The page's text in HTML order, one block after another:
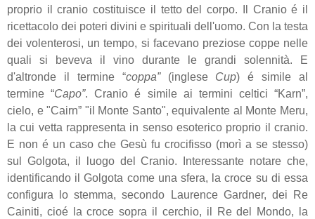
proprio il cranio costituisce il tetto del corpo. Il Cranio é il
ricettacolo dei poteri divini e spirituali dell'uomo. Con la testa
dei volenterosi, un tempo, si facevano preziose coppe nelle
quali si beveva il vino durante le grandi solennità. E
d'altronde il termine “coppa”(inglese Cup) é simile al
termine “Capo”. Cranio é simile ai termini celtici “Karn”,
cielo, e "Cairn” "il Monte Santo", equivalente al Monte Meru,
la cui vetta rappresenta in senso esoterico proprio il cranio.
E non é un caso che Gesù fu crocifisso (morì a se stesso)
sul Golgota, il luogo del Cranio. Interessante notare che,
identificando il Golgota come una sfera, la croce su di essa
configura lo stemma, secondo Laurence Gardner, dei Re
Cainiti, cioé la croce sopra il cerchio, il Re del Mondo, la